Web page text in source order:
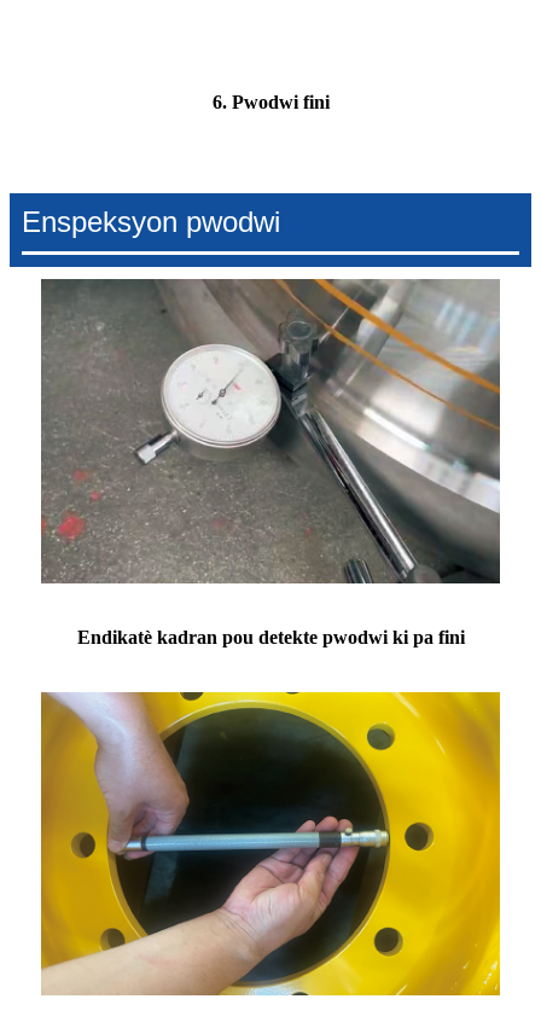
6. Pwodwi fini
Enspeksyon pwodwi
Endikatè kadran pou detekte pwodwi ki pa fini